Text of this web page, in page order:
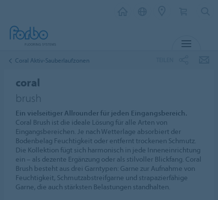
Coral Aktiv-Sauberlaufzonen
coral
brush
Ein vielseitiger Allrounder für jeden Eingangsbereich.
Coral Brush ist die ideale Lösung für alle Arten von
Eingangsbereichen. Je nach Wetterlage absorbiert der
Bodenbelag Feuchtigkeit oder entfernt trockenen Schmutz.
Die Kollektion fügt sich harmonisch in jede Inneneinrichtung
ein – als dezente Ergänzung oder als stilvoller Blickfang. Coral
Brush besteht aus drei Garntypen: Garne zur Aufnahme von
Feuchtigkeit, Schmutzabstreifgarne und strapazierfähige
Garne, die auch stärksten Belastungen standhalten.